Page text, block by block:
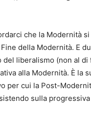
che la Modernità
della Modernità. E
del liberalismo (non al
alla Modernità. È
per cui la Post-
sulla